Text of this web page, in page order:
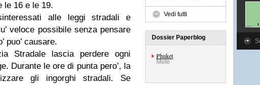
le 16 e le 19.
alle leggi stradali e
veloce possibile senza pensare
puo’ causare.
Stradale lascia perdere ogni
Durante le ore di punta pero’, la
gli ingorghi stradali. Se
Vedi tutti
Dossier Paperblog
Phuket
Mete